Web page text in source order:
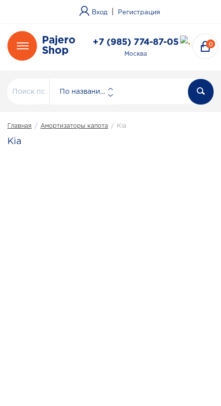
Вход Регистрация
Pajero
Shop
+7 (985) 774-87-05
Москва
0
По названию
Главная / Амортизаторы капота / Kia
Kia